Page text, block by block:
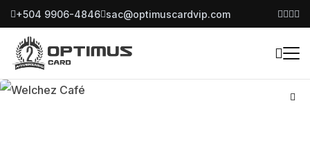
+504 9906-4846 sac@optimuscardvip.com